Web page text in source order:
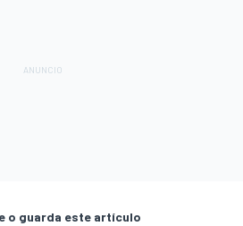
o guarda este artículo